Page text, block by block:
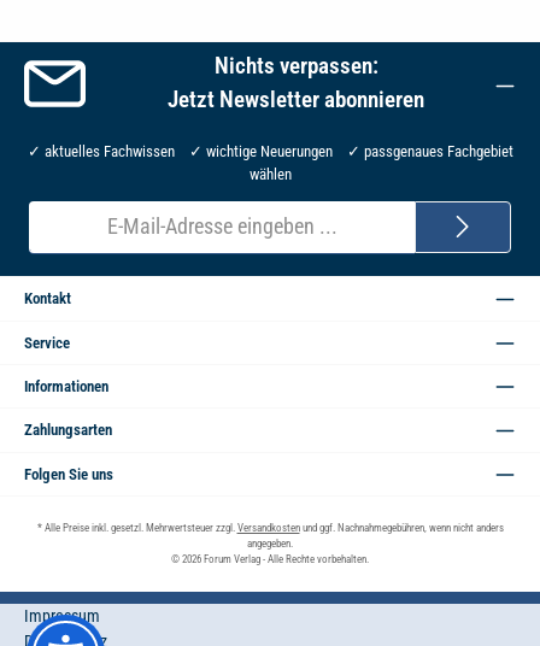
Nichts verpassen:
Jetzt Newsletter abonnieren
✓ aktuelles Fachwissen ✓ wichtige Neuerungen ✓ passgenaues Fachgebiet
wählen
E-
Mail-
Adresse*
Kontakt
Service
Informationen
Zahlungsarten
Folgen Sie uns
* Alle Preise inkl. gesetzl. Mehrwertsteuer zzgl. Versandkostenund ggf. Nachnahmegebühren, wenn nicht anders
angegeben.
© 2026 Forum Verlag - Alle Rechte vorbehalten.
Impressum
Datenschutz